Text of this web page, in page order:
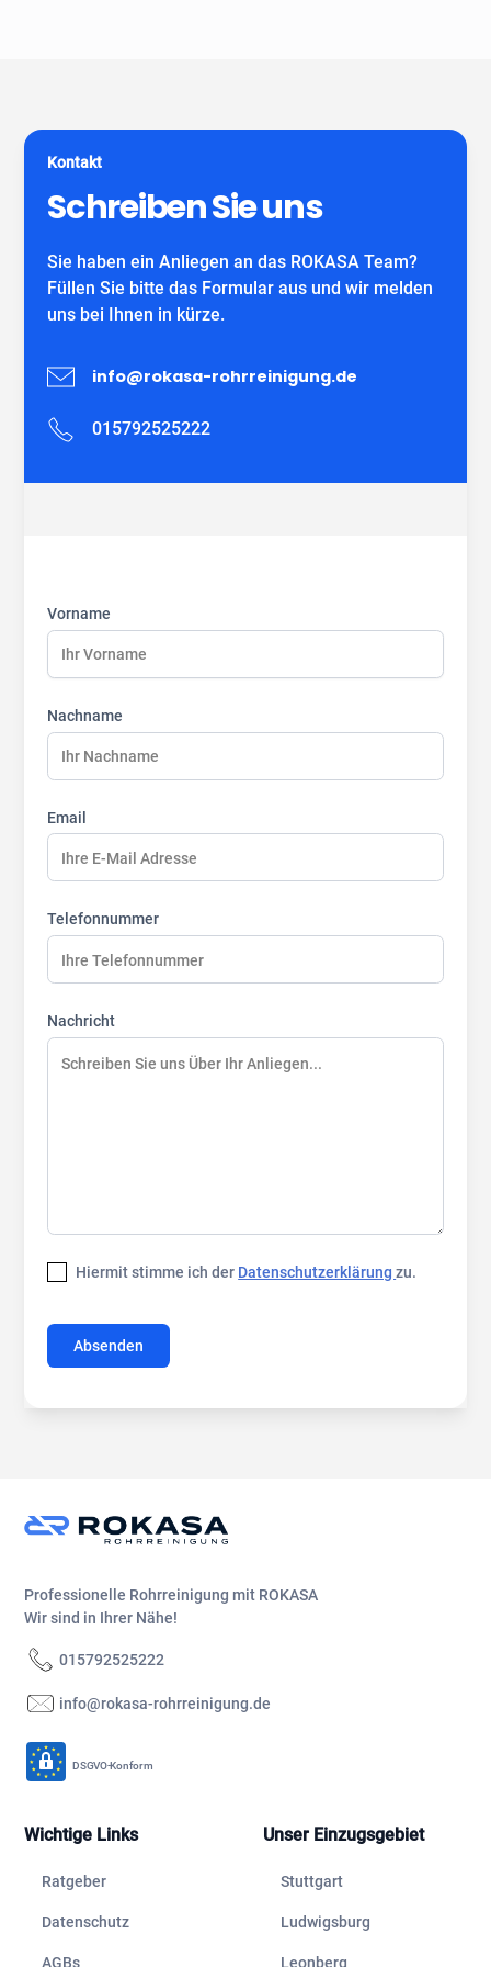
für Schlauchliner. Wir beraten Sie kostenfrei und
individuell nach Ihrem Bedürfnis.
Wir freuen uns auf Ihren Anruf!
Kontakt
Schreiben Sie uns
Sie haben ein Anliegen an das ROKASA Team?
Füllen Sie bitte das Formular aus und wir melden
uns bei Ihnen in kürze.
info@rokasa-rohrreinigung.de
015792525222
name:
name:
name:
Vorname
Nachname
Email
Telefonnummer
Nachricht
Hiermit stimme ich der Datenschutzerklärungzu.
Professionelle Rohrreinigung mit ROKASA
Wir sind in Ihrer Nähe!
015792525222
info@rokasa-rohrreinigung.de
DSGVO-Konform
Wichtige Links
Ratgeber
Datenschutz
AGBs
Unser Einzugsgebiet
Stuttgart
Ludwigsburg
Leonberg